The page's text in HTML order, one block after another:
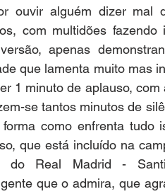
ouvir alguém dizer mal
com multidões
apenas
que lamenta muito mas
1 minuto de aplauso,
se tantos minutos de
como enfrenta tudo
que está incluído na
do Real Madrid -
que o admira, que